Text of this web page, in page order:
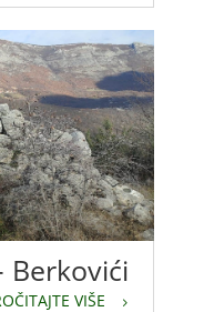
Berkovići
VIŠE